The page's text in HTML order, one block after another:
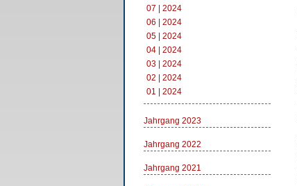
07 | 2024
06 | 2024
05 | 2024
04 | 2024
03 | 2024
02 | 2024
01 | 2024
Jahrgang 2023
Jahrgang 2022
Jahrgang 2021